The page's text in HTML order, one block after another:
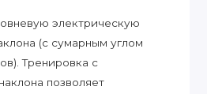
электрическую
(с сумарным углом
Тренировка с
позволяет